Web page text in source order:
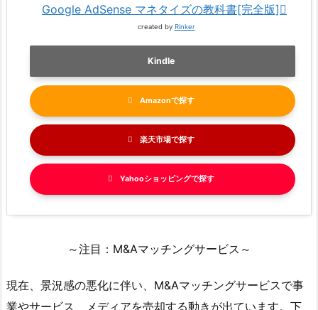
Google AdSense マネタイズの教科書[完全版]
created by Rinker
Kindle
Amazon
楽天市場
Yahooショッピング
～注目：M&Aマッチングサービス～
現在、景況感の悪化に伴い、M&Aマッチングサービスで事
業やサービス、メディアを売却する動きが出ています。下